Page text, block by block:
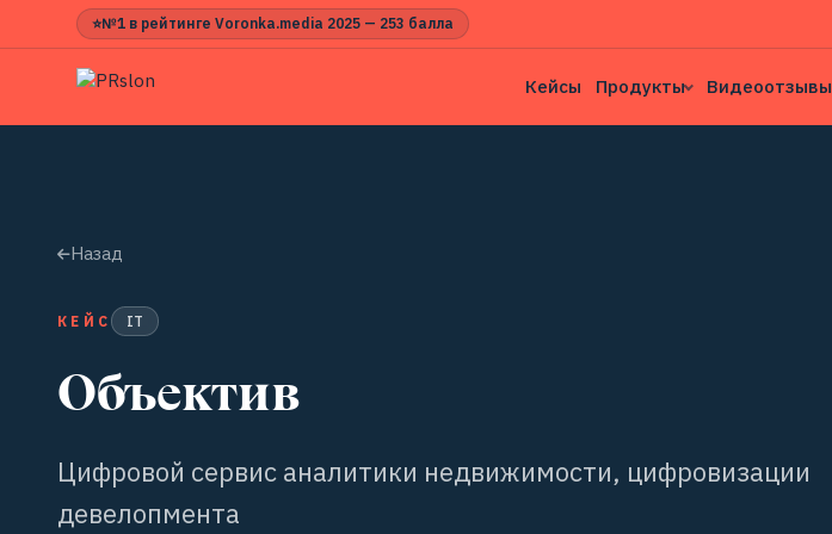
⭐№1 в рейтинге Voronka.media 2025 — 253 балла
Кейсы Продукты Видеоотзывы
Назад
КЕЙС IT
Объектив
Цифровой сервис аналитики недвижимости, цифровизации
девелопмента